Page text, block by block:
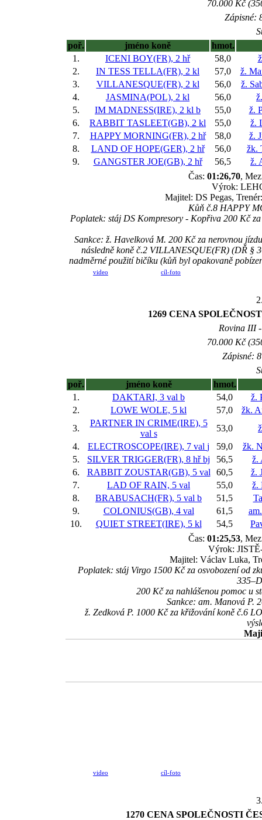
70.000 Kč
Zápisné:
poř.
jméno koně
hmot.
1.
ICENI BOY(FR), 2 hř 58,0
2.
IN TESS TELLA(FR), 2 kl 57,0
ž.
3.
VILLANESQUE(FR), 2 kl 56,0
ž.
4.
JASMINA(POL), 2 kl 56,0
5.
IM MADNESS(IRE), 2 kl b 55,0
ž.
6.
RABBIT TASLEET(GB), 2 kl 55,0
ž.
7.
HAPPY MORNING(FR), 2 hř 58,0
ž.
8.
LAND OF HOPE(GER), 2 hř 56,0
žk.
9.
GANGSTER JOE(GB), 2 hř 56,5
ž.
Čas: 01:26,70,
Výrok:
Majitel: DS Pegas,
Kůň č.8 HAPPY
Poplatek: stáj DS Kompresory - Kopřiva 200 Kč
Sankce: ž. Havelková M. 200 Kč za nerovnou
následně koně č.2 VILLANESQUE(FR) (DŘ §
nadměrné použití bičíku (kůň byl opakovaně
video cíl-foto
1269 CENA
Rovina III
70.000 Kč
Zápisné:
poř.
jméno koně
hmot.
1.
DAKTARI, 3 val b 54,0
ž.
2.
LOWE WOLE, 5 kl 57,0
žk.
3.
PARTNER IN CRIME(IRE), 5
val s
53,0
4.
ELECTROSCOPE(IRE), 7 val j 59,0
žk.
5.
SILVER TRIGGER(FR), 8 hřbj 56,5
ž.
6.
RABBIT ZOUSTAR(GB), 5 val 60,5
ž.
7.
LAD OF RAIN, 5 val 55,0
ž.
8.
BRABUSACH(FR), 5 val b 51,5
9.
COLONIUS(GB), 4 val 61,5
10.
QUIET STREET(IRE), 5 kl 54,5
Čas: 01:25,53,
Výrok:
Majitel: Václav Luka,
Poplatek: stáj Virgo 1500 Kč za osvobození od
200 Kč za nahlášenou pomoc u
Sankce: am. Manová P.
ž. Zedková P. 1000 Kč za křižování koně č.6
video cíl-foto
1270 CENA SPOLEČNOSTI